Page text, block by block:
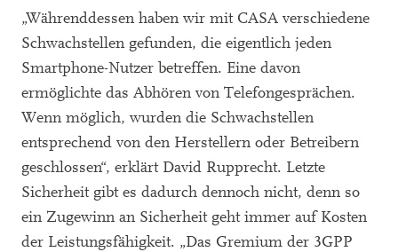
„Währenddessen haben wir mit CASA verschiedene
Schwachstellen gefunden, die eigentlich jeden
Smartphone-Nutzer betreffen. Eine davon
ermöglichte das Abhören von Telefongesprächen.
Wenn möglich, wurden die Schwachstellen
entsprechend von den Herstellern oder Betreibern
geschlossen“, erklärt David Rupprecht. Letzte
Sicherheit gibt es dadurch dennoch nicht, denn so
ein Zugewinn an Sicherheit geht immer auf Kosten
der Leistungsfähigkeit. „Das Gremium der 3GPP